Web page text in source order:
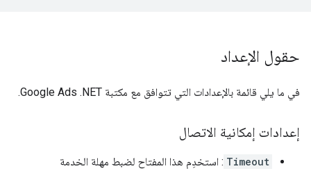
حقول الإعداد
في ما يلي قائمة بالإعدادات التي تتوافق مع مكتبة Google Ads .NET.
إعدادات إمكانية الاتصال
Timeout : استخدِم هذا المفتاح لضبط مهلة الخدمة